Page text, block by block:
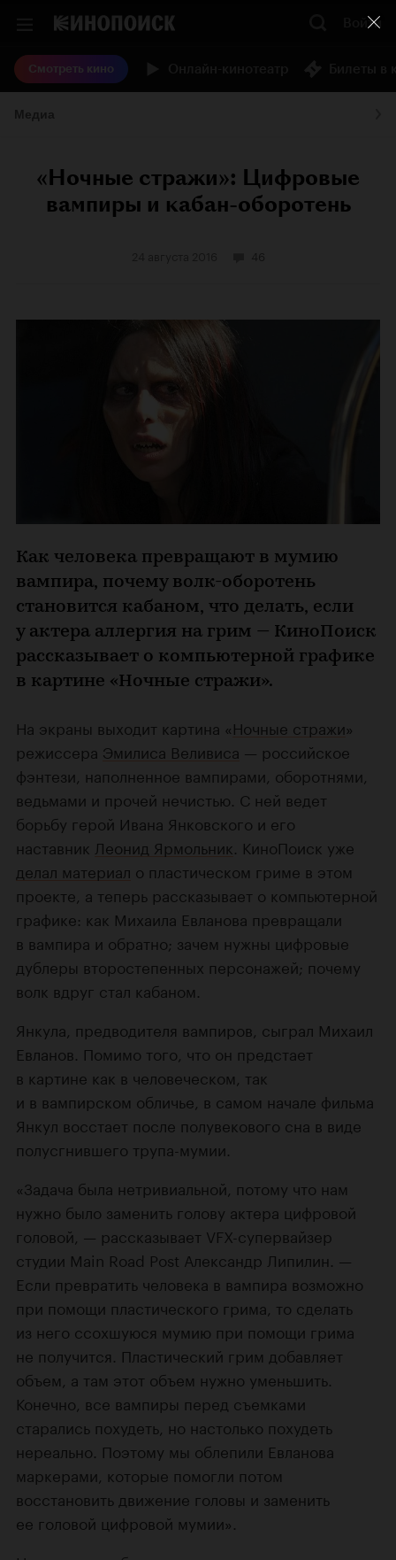
Войти
Смотреть кино
«Ночные стражи»: Цифровые
вампиры и кабан-оборотень
Как человека превращают в мумию
вампира, почему волк-оборотень
становится кабаном, что делать, если
у актера аллергия на грим — КиноПоиск
рассказывает о компьютерной графике
в картине «Ночные стражи».
На экраны выходит картина «Ночные стражи»
режиссера Эмилиса Веливиса — российское
фэнтези, наполненное вампирами, оборотнями,
ведьмами и прочей нечистью. С ней ведет
борьбу герой Ивана Янковского и его
наставник Леонид Ярмольник . КиноПоиск уже
делал материал о пластическом гриме в этом
проекте, а теперь рассказывает о компьютерной
графике: как Михаила Евланова превращали
в вампира и обратно; зачем нужны цифровые
дублеры второстепенных персонажей; почему
волк вдруг стал кабаном.
Янкула, предводителя вампиров, сыграл Михаил
Евланов. Помимо того, что он предстает
в картине как в человеческом, так
и в вампирском обличье, в самом начале фильма
Янкул восстает после полувекового сна в виде
полусгнившего трупа-мумии.
«Задача была нетривиальной, потому что нам
нужно было заменить голову актера цифровой
головой, — рассказывает VFX-супервайзер
студии Main Road Post Александр Липилин. —
Если превратить человека в вампира возможно
при помощи пластического грима, то сделать
из него ссохшуюся мумию при помощи грима
не получится. Пластический грим добавляет
объем, а там этот объем нужно уменьшить.
Конечно, все вампиры перед съемками
старались похудеть, но настолько похудеть
нереально. Поэтому мы облепили Евланова
маркерами, которые помогли потом
восстановить движение головы и заменить
ее головой цифровой мумии».